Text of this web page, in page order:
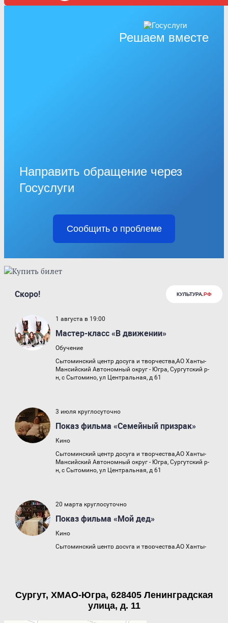
Решаем вместе
Направить обращение через
Госуслуги
Сообщить о проблеме
Сургут, ХМАО-Югра, 628405 Ленинградская
улица, д. 11